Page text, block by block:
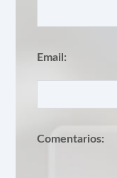
Email:
Comentarios: